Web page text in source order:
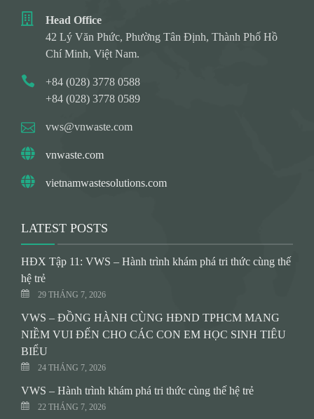
Head Office
42 Lý Văn Phức, Phường Tân Định, Thành Phố Hồ
Chí Minh, Việt Nam.
+84 (028) 3778 0588
+84 (028) 3778 0589
vws@vnwaste.com
vnwaste.com
vietnamwastesolutions.com
LATEST POSTS
HĐX Tập 11: VWS – Hành trình khám phá tri thức cùng thế
hệ trẻ
29 THÁNG 7, 2026
VWS – ĐỒNG HÀNH CÙNG HĐND TPHCM MANG
NIỀM VUI ĐẾN CHO CÁC CON EM HỌC SINH TIÊU
BIỂU
24 THÁNG 7, 2026
VWS – Hành trình khám phá tri thức cùng thế hệ trẻ
22 THÁNG 7, 2026